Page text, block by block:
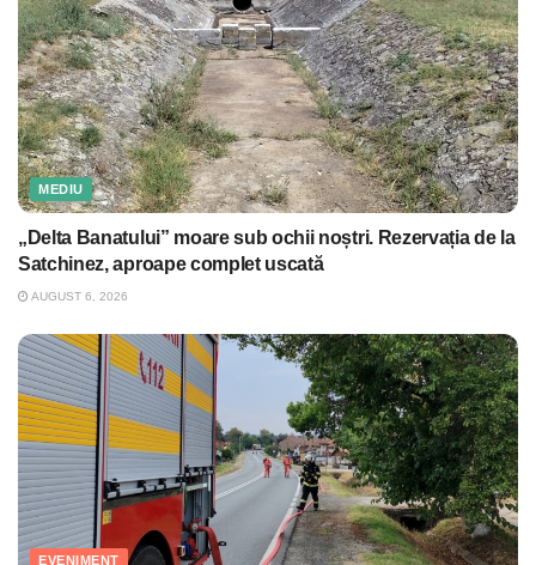
MEDIU
„Delta Banatului” moare sub ochii noștri. Rezervația de la
Satchinez, aproape complet uscată
AUGUST 6, 2026
EVENIMENT